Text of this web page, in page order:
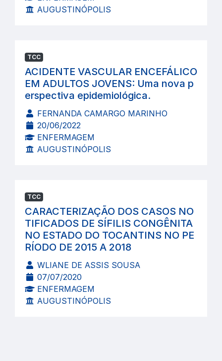
AUGUSTINÓPOLIS
TCC
ACIDENTE VASCULAR ENCEFÁLICO
EM ADULTOS JOVENS: Uma nova p
erspectiva epidemiológica.
FERNANDA CAMARGO MARINHO
20/06/2022
ENFERMAGEM
AUGUSTINÓPOLIS
TCC
CARACTERIZAÇÃO DOS CASOS NO
TIFICADOS DE SÍFILIS CONGÊNITA
NO ESTADO DO TOCANTINS NO PE
RÍODO DE 2015 A 2018
WLIANE DE ASSIS SOUSA
07/07/2020
ENFERMAGEM
AUGUSTINÓPOLIS